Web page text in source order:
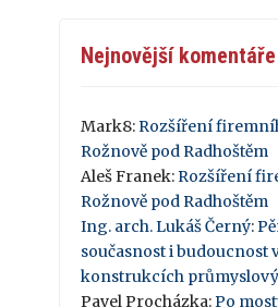
Nejnovější komentáře
Mark8: Rozšíření
Rožnově pod Radhoštěm
Aleš Franek: Rozšíření
Rožnově pod Radhoštěm
Ing. arch. Lukáš Černý:
současnost i budoucnost
konstrukcích
Pavel Procházka: Po